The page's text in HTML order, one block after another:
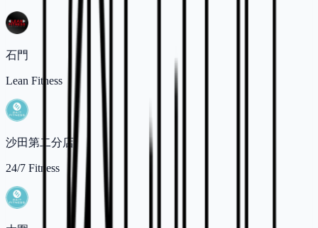
石門
Lean Fitness
沙田第二分店
24/7 Fitness